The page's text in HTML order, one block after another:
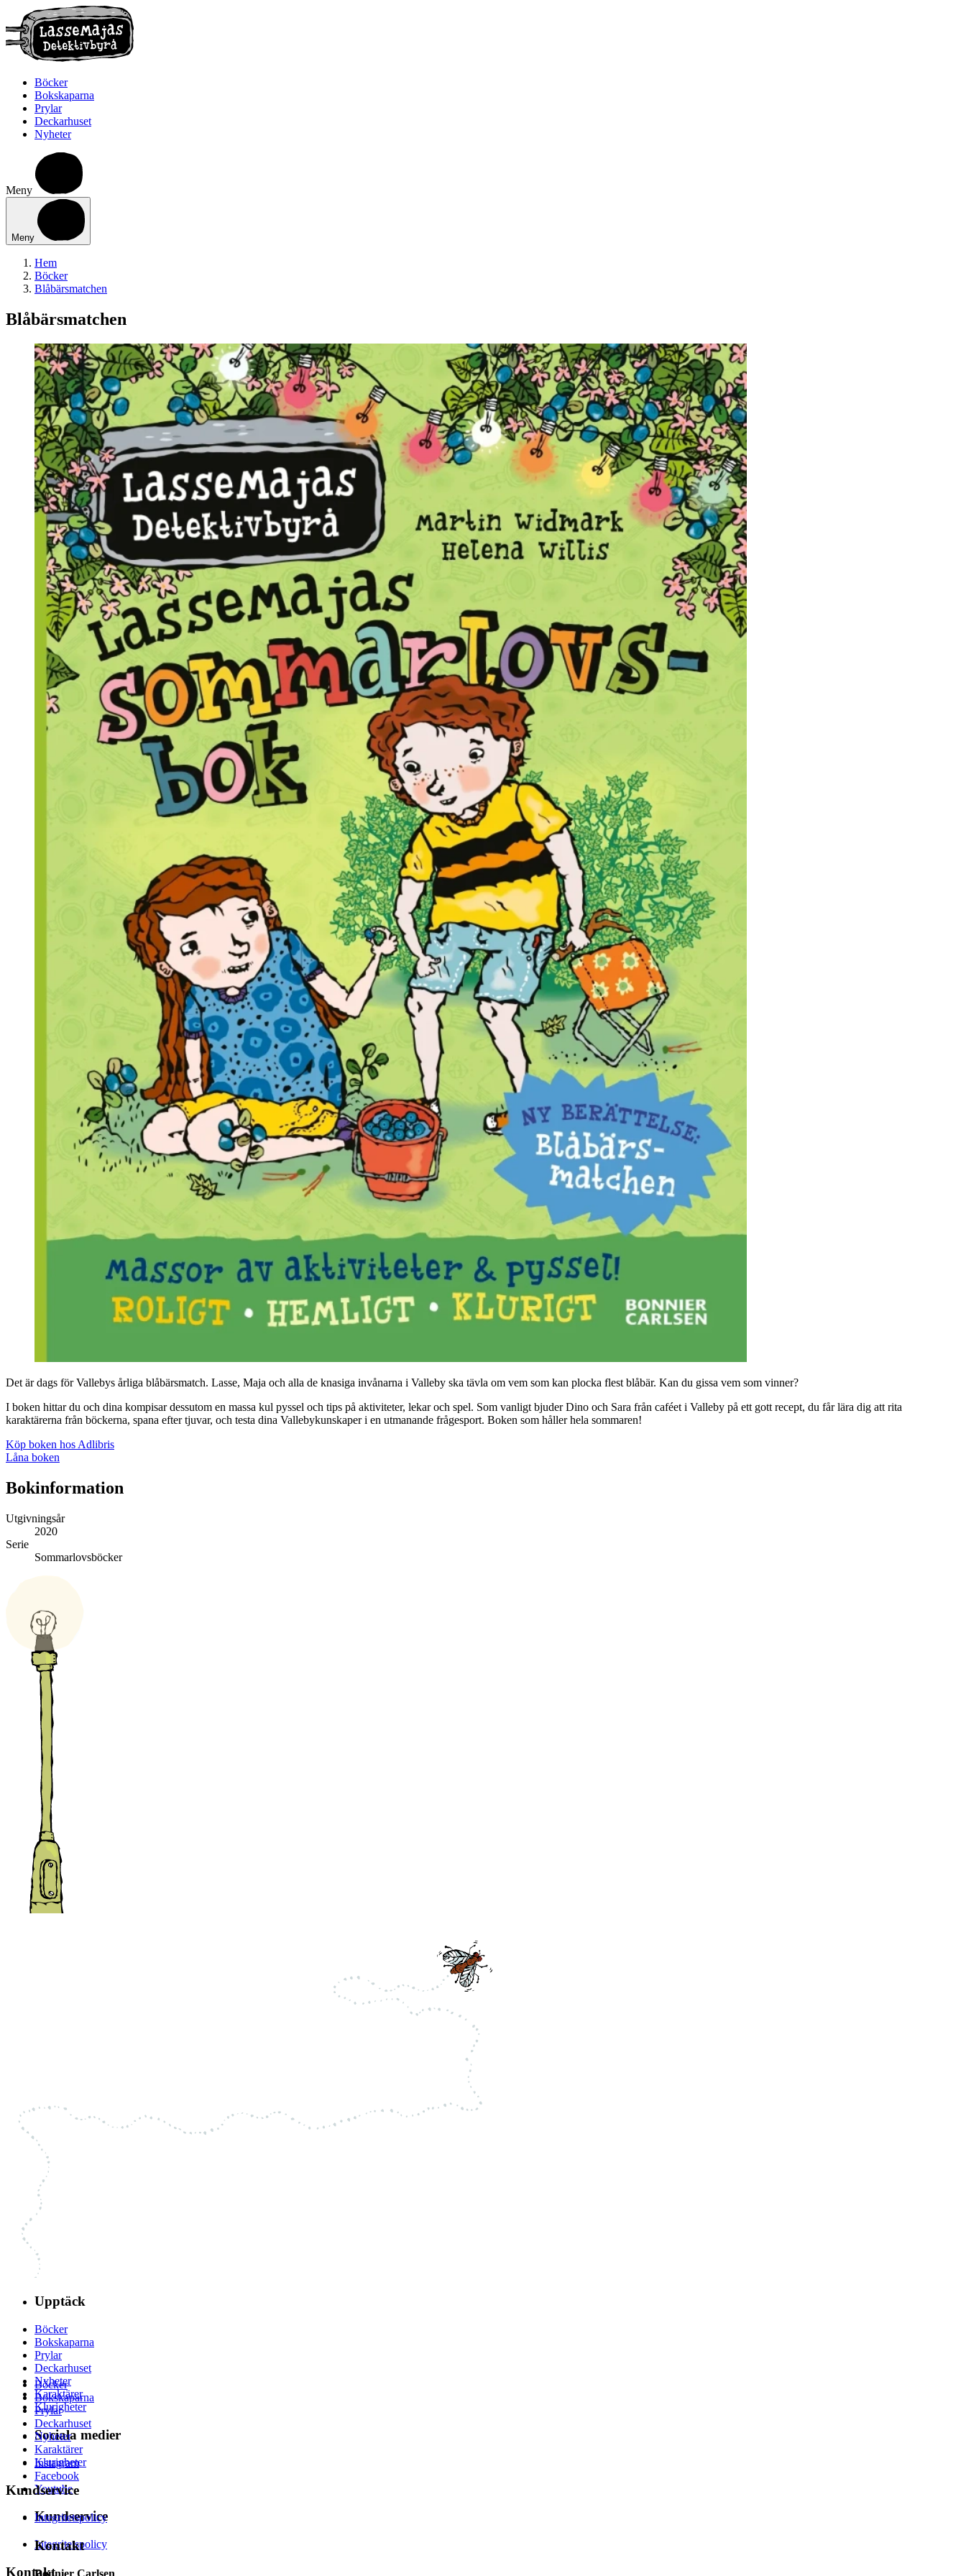
Böcker
Bokskaparna
Prylar
Deckarhuset
Nyheter
Meny
Meny
Hem
Böcker
Blåbärsmatchen
Blåbärsmatchen
Det är dags för Vallebys årliga blåbärsmatch. Lasse, Maja och alla de knasiga invånarna i Valleby ska tävla om vem som kan plocka flest blåbär. Kan du gissa vem som vinner?
I boken hittar du och dina kompisar dessutom en massa kul pyssel och tips på aktiviteter, lekar och spel. Som vanligt bjuder Dino och Sara från caféet i Valleby på ett gott recept, du får lära dig att rita
karaktärerna från böckerna, spana efter tjuvar, och testa dina Vallebykunskaper i en utmanande frågesport. Boken som håller hela sommaren!
Köp boken hos Adlibris
Låna boken
Bokinformation
Utgivningsår
2020
Serie
Sommarlovsböcker
Upptäck
Böcker
Bokskaparna
Prylar
Deckarhuset
Nyheter
Karaktärer
Klurigheter
Sociala medier
Instagram
Facebook
Youtube
Kundservice
Integritetspolicy
Kontakt
Böcker
Bokskaparna
Prylar
Deckarhuset
Nyheter
Karaktärer
Klurigheter
Kundservice
Integritetspolicy
Kontakt
Bonnier Carlsen